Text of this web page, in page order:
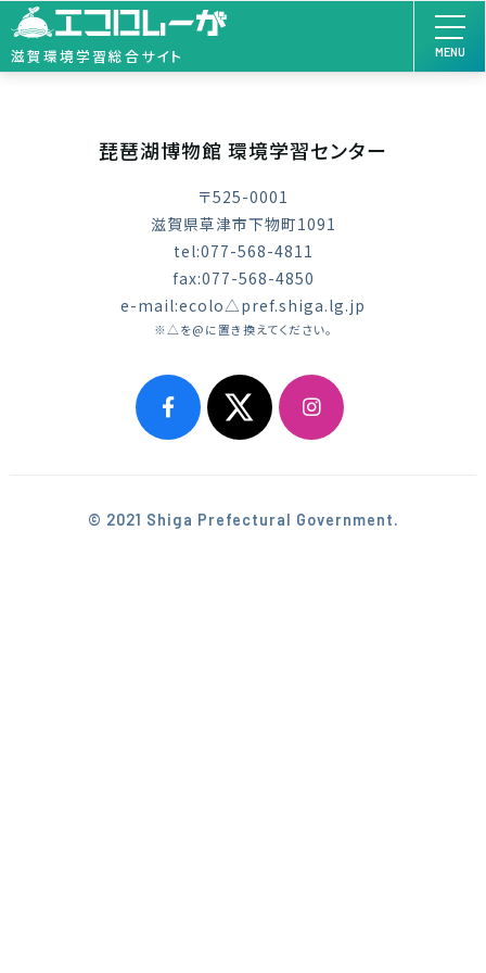
滋賀環境学習総合サイト MENU
琵琶湖博物館 環境学習センター
〒525-0001
滋賀県草津市下物町1091
tel:077-568-4811
fax:077-568-4850
e-mail:ecolo△pref.shiga.lg.jp
※△を@に置き換えてください。
© 2021 Shiga Prefectural Government.